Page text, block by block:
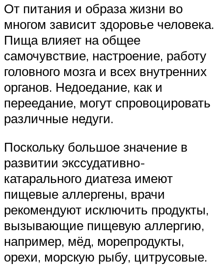
От питания и образа жизни во
многом зависит здоровье человека.
Пища влияет на общее
самочувствие, настроение, работу
головного мозга и всех внутренних
органов. Недоедание, как и
переедание, могут спровоцировать
различные недуги.
Поскольку большое значение в
развитии экссудативно-
катарального диатеза имеют
пищевые аллергены, врачи
рекомендуют исключить продукты,
вызывающие пищевую аллергию,
например, мёд, морепродукты,
орехи, морскую рыбу, цитрусовые.